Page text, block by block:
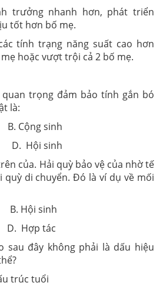
trưởng nhanh hơn, phát triển
tốt hơn bố mẹ.
tính trạng năng suất cao hơn
hoặc vượt trội cả 2 bố mẹ.
trọng đảm bảo tính gắn bó
là:
B. Cộng sinh
Hội sinh
của. Hải quỳ bảo vệ của nhờ tế
quỳ di chuyển. Đó là ví dụ về mối
B. Hội sinh
tác
sau đây không phải là dấu hiệu
trúc tuổi